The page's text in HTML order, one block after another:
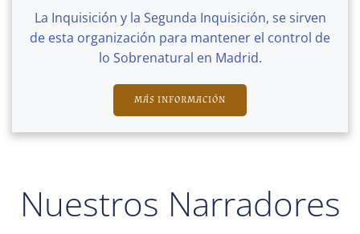
La Inquisición y la Segunda Inquisición, se sirven
de esta organización para mantener el control de
lo Sobrenatural en Madrid.
MÁS INFORMACIÓN
Nuestros Narradores